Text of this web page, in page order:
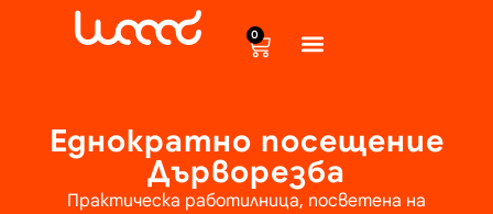
0
Еднократно посещение
Дърворезба
Практическа работилница, посветена на